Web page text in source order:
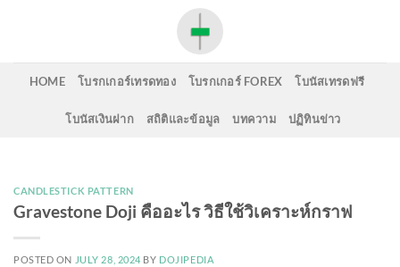
HOME โบรกเกอร์เทรดทอง โบรกเกอร์ FOREX โบนัสเทรดฟรี
โบนัสเงินฝาก สถิติและข้อมูล บทความ ปฏิทินข่าว
CANDLESTICK PATTERN
Gravestone Doji คืออะไร วิธีใช้วิเคราะห์กราฟ
POSTED ON JULY 28, 2024 BY DOJIPEDIA